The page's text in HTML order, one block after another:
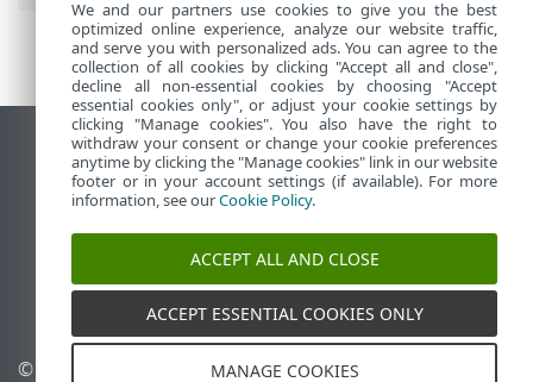
Zobrazit verzi pro počítač
End of Life
ESET Databáze znalostí
ESET Forum
ESET Status Portal
Regionální podpora
© 1992 - 2026 ESET, spol. s Spravovat cookies
We and our partners use cookies to give you the best
optimized online experience, analyze our website traffic,
and serve you with personalized ads. You can agree to the
collection of all cookies by clicking "Accept all and close",
decline all non-essential cookies by choosing "Accept
essential cookies only", or adjust your cookie settings by
clicking "Manage cookies". You also have the right to
withdraw your consent or change your cookie preferences
anytime by clicking the "Manage cookies" link in our website
footer or in your account settings (if available). For more
information, see ourCookie Policy.
ACCEPT ALL AND CLOSE
ACCEPT ESSENTIAL COOKIES ONLY
MANAGE COOKIES